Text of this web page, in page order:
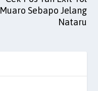
Muaro Sebapo Jelang
Nataru